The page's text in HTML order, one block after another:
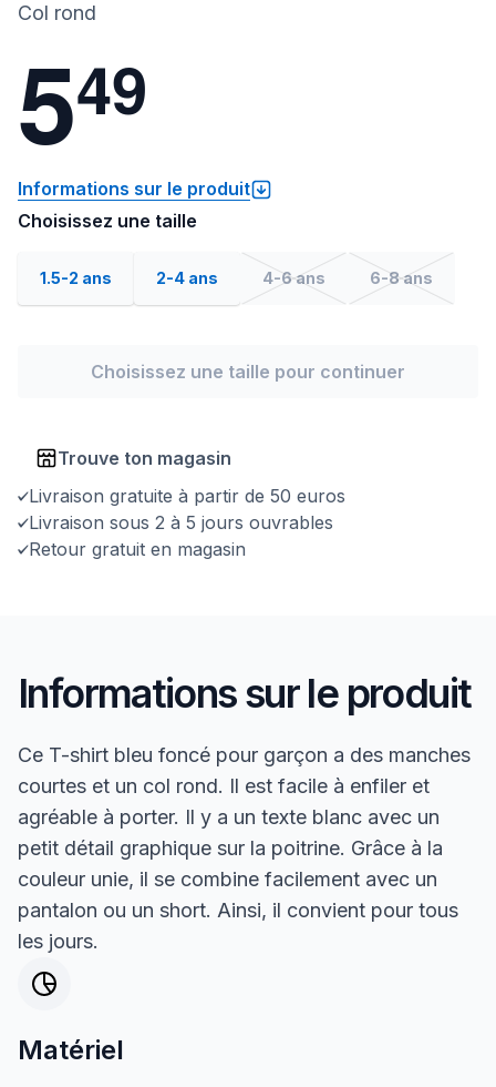
Col rond
549
Informations sur le produit
Choisissez une taille
1.5-2 ans 2-4 ans 4-6 ans 6-8 ans
Choisissez une taille pour continuer
Trouve ton magasin
Livraison gratuite à partir de 50 euros
Livraison sous 2 à 5 jours ouvrables
Retour gratuit en magasin
Informations sur le produit
Ce T-shirt bleu foncé pour garçon a des manches
courtes et un col rond. Il est facile à enfiler et
agréable à porter. Il y a un texte blanc avec un
petit détail graphique sur la poitrine. Grâce à la
couleur unie, il se combine facilement avec un
pantalon ou un short. Ainsi, il convient pour tous
les jours.
Matériel